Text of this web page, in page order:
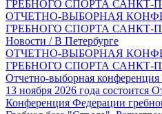
ОТЧЕТНО-ВЫБОРНАЯ
ГРЕБНОГО СПОРТА САНКТ-
Новости / В Петербурге
ОТЧЕТНО-ВЫБОРНАЯ
ГРЕБНОГО СПОРТА САНКТ-
Отчетно-выборная
13 ноября 2026 года состоится
Конференция Федерации